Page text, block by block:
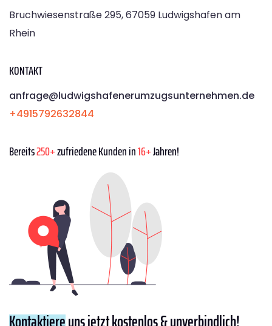
Bruchwiesenstraße 295, 67059 Ludwigshafen am
Rhein
KONTAKT
anfrage@ludwigshafenerumzugsunternehmen.de
+4915792632844
Bereits250+zufriedene Kunden in16+Jahren!